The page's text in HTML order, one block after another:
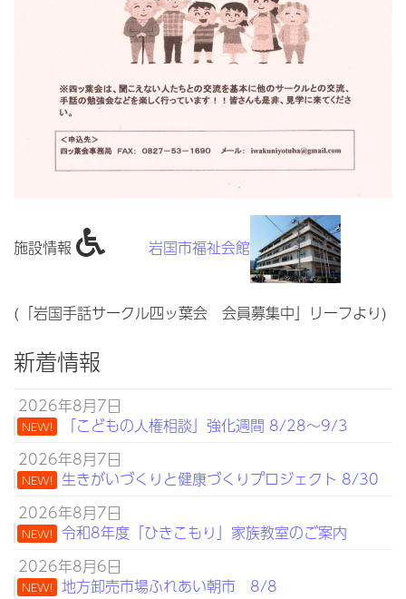
施設情報 岩国市福祉会館
(「岩国手話サークル四ッ葉会 会員募集中」リーフより)
新着情報
2026年8月7日
NEW!
「こどもの人権相談」強化週間 8/28～9/3
2026年8月7日
NEW! 生きがいづくりと健康づくりプロジェクト 8/30
2026年8月7日
NEW! 令和8年度「ひきこもり」家族教室のご案内
2026年8月6日
NEW! 地方卸売市場ふれあい朝市 8/8